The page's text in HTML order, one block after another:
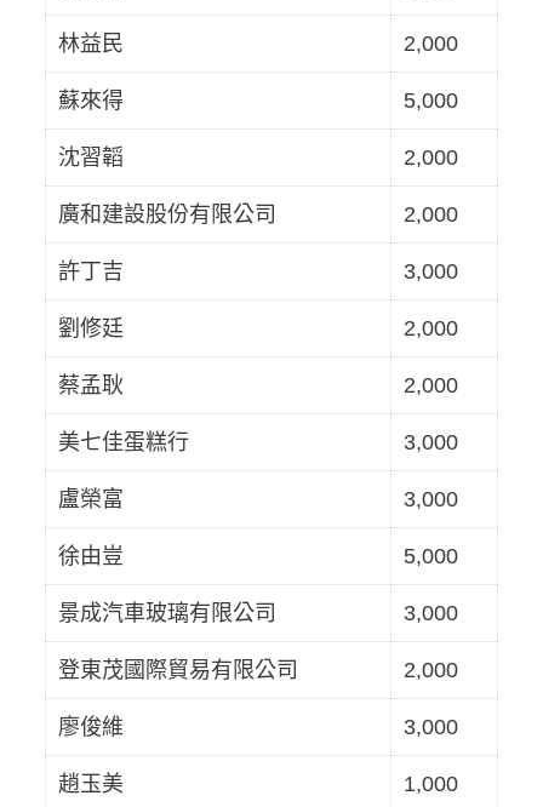
林益民 2,000
蘇來得 5,000
沈習韜 2,000
廣和建設股份有限公司 2,000
許丁吉 3,000
劉修廷 2,000
蔡孟耿 2,000
美七佳蛋糕行 3,000
盧榮富 3,000
徐由豈 5,000
景成汽車玻璃有限公司 3,000
登東茂國際貿易有限公司 2,000
廖俊維 3,000
趙玉美 1,000